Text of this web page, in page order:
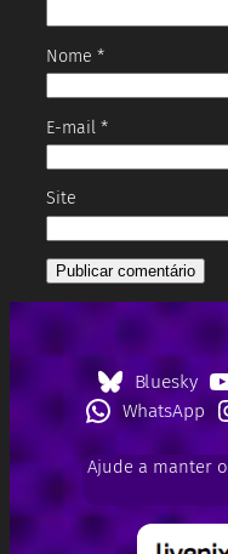
Nome *
E-mail *
Site
Bluesky
WhatsApp
Ajude a manter o